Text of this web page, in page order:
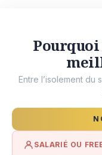
Entre l’isolement
SALARIÉ OU